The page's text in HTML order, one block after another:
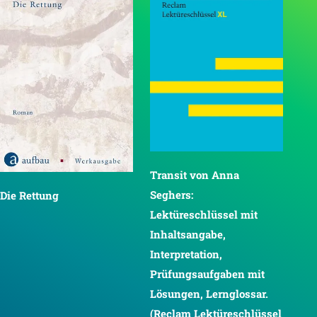
Die Rettung
Transit von Anna
Seghers:
Lektüreschlüssel mit
Inhaltsangabe,
Interpretation,
Prüfungsaufgaben mit
Lösungen, Lernglossar.
(Reclam Lektüreschlüssel